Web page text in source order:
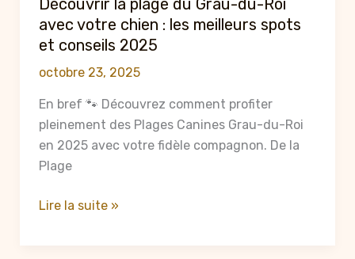
ne
manquer
avec votre chien : les meilleurs spots
et conseils 2025
octobre 23, 2025
En bref 🐾 Découvrez comment profiter
pleinement des Plages Canines Grau-du-Roi
en 2025 avec votre fidèle compagnon. De la
Plage
Découvrir
Lire la suite »